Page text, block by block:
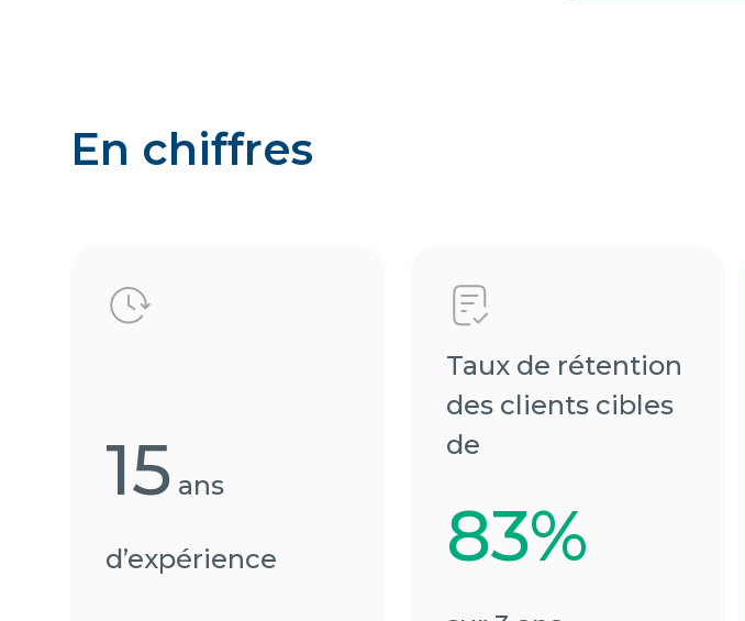
En chiffres
15 ans
d’expérience
Taux de rétention
des clients cibles
de
83%